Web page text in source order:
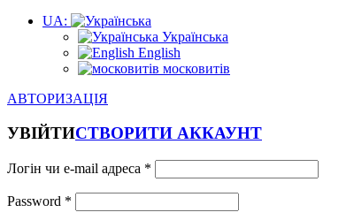
UA:
Українська
English
московитів
АВТОРИЗАЦІЯ
УВІЙТИСТВОРИТИ АККАУНТ
Логін чи e-mail адреса *
Password *